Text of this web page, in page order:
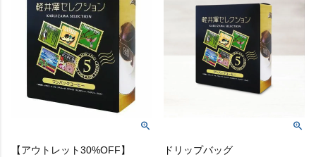
【アウトレット30%OFF】
ドリップバッグ